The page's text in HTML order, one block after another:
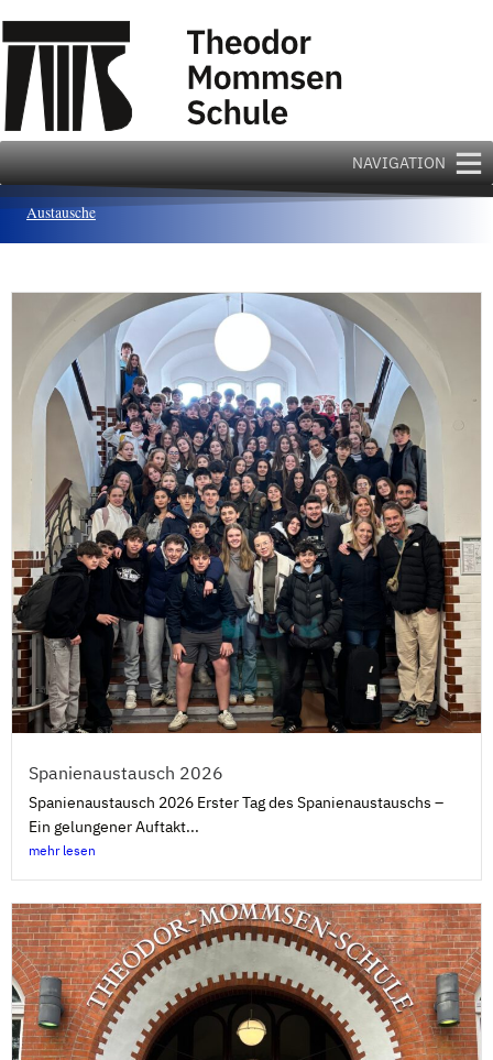
springen
NAVIGATION
Austausche
Spanienaustausch 2026
Spanienaustausch 2026 Erster Tag des Spanienaustauschs –
Ein gelungener Auftakt...
mehr lesen